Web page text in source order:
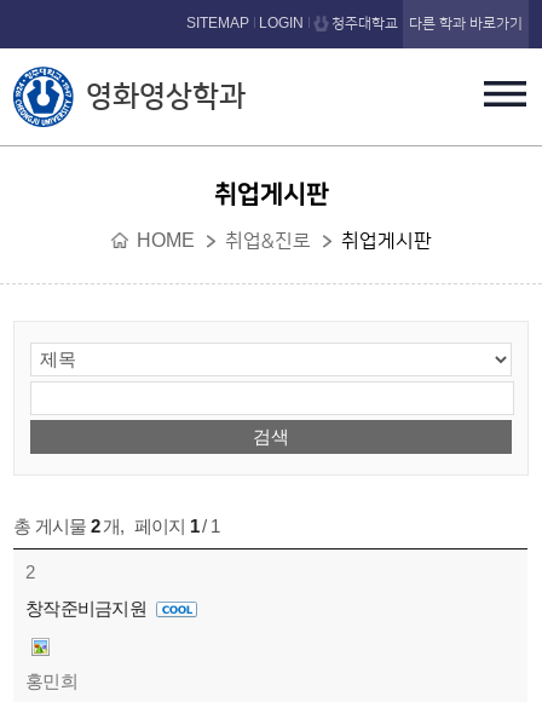
본문 바로가기
영화영상학과
SITEMAP LOGIN 청주대학교 다른 학과 바로가기
취업게시판
HOME 취업&진로 취업게시판
총 게시물 2개, 페이지 1/ 1
2
창작준비금지원
홍민희